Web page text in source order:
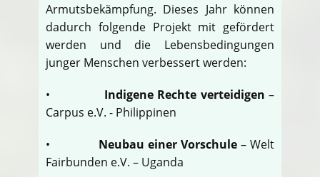
Armutsbekämpfung. Dieses Jahr können
dadurch folgende Projekt mit gefördert
werden und die Lebensbedingungen
junger Menschen verbessert werden:
• Indigene Rechte verteidigen –
Carpus e.V. - Philippinen
• Neubau einer Vorschule – Welt
Fairbunden e.V. – Uganda